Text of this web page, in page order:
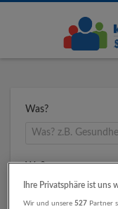
Was?
Wo?
Ihre Privatsphäre ist uns
Wir und unsere527 Partner